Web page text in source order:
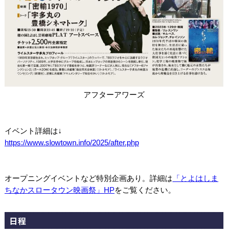
アフターアワーズ
イベント詳細は↓
https://www.slowtown.info/2025/after.php
オープニングイベントなど特別企画あり。 詳細は 「とよはしま
ちなかスロータウン映画祭」HPをご覧ください。
日程